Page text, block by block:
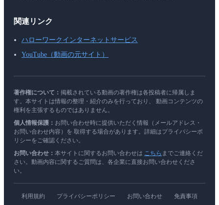
関連リンク
ハローワークインターネットサービス
YouTube（動画の元サイト）
著作権について： 掲載されている動画の著作権は各投稿者に帰属しま
す。本サイトは情報の整理・紹介のみを行っており、 動画コンテンツの
権利を主張するものではありません。
個人情報保護： お問い合わせ時に提供いただく情報（メールアドレス・
お問い合わせ内容）を 取得する場合があります。詳細はプライバシーポ
リシーをご確認ください。
お問い合わせ： 本サイトに関するお問い合わせは こちら までご連絡くだ
さい。動画内容に関するご質問は、各企業に直接お問い合わせくださ
い。
利用規約 プライバシーポリシー お問い合わせ 免責事項